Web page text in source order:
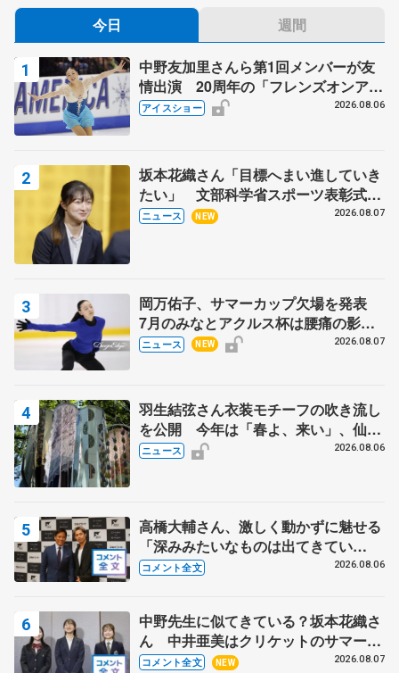
今日 週間
中野友加里さんら第1回メンバーが友
情出演 20周年の「フレンズオンアイ
ス」 宮本賢二さん、有川梨絵さん、
アイスショー 2026.08.06
坂本花織さん「目標へまい進していき
たい」 文部科学省スポーツ表彰式で
代表謝辞
ニュース NEW 2026.08.07
岡万佑子、サマーカップ欠場を発表
7月のみなとアクルス杯は腰痛の影響
で
ニュース NEW 2026.08.07
羽生結弦さん衣装モチーフの吹き流し
を公開 今年は「春よ、来い」、仙台
の瑞鳳殿
ニュース 2026.08.06
高橋大輔さん、激しく動かずに魅せる
「深みみたいなものは出てきてい
る？」 〝兄さん〟と慕うレジェンド
コメント全文 2026.08.06
中野先生に似てきている？坂本花織さ
ん 中井亜美はクリケットのサマーキ
ャンプに 島田麻央はたくさん試合に
コメント全文 NEW 2026.08.07